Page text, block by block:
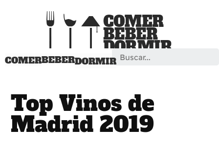
COMERBEBERDORMIR
Search
Top Vinos de
Madrid 2019